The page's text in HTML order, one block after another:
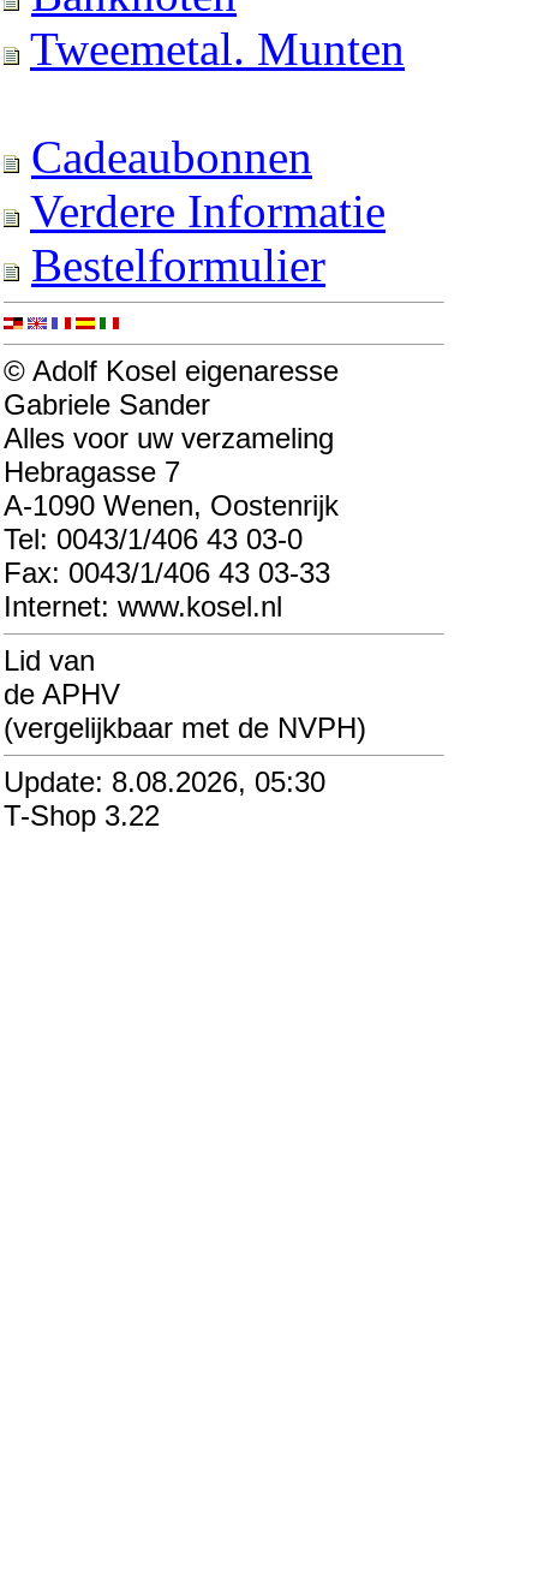
Tweemetal. Munten
Cadeaubonnen
Verdere Informatie
Bestelformulier
© Adolf Kosel eigenaresse
Gabriele Sander
Alles voor uw verzameling
Hebragasse 7
A-1090 Wenen, Oostenrijk
Tel: 0043/1/406 43 03-0
Fax: 0043/1/406 43 03-33
Internet: www.kosel.nl
Lid van
de APHV
(vergelijkbaar met de NVPH)
Update: 8.08.2026, 05:30
T-Shop 3.22